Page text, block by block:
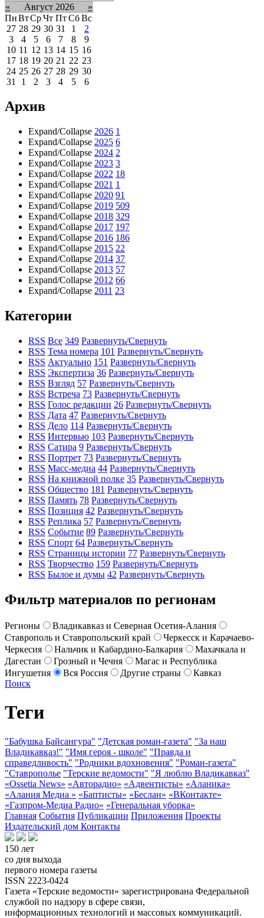
«
Август 2026
»
ПнВтСрЧт Пт Сб Вс
27 28 29 30 31 1
2
3
4 5 6 7 8
9
10 11 12 13 14 15 16
17 18 19 20 21 22 23
24 25 26 27 28 29 30
31
1 2 3 4 5 6
Архив
Expand/Collapse 2026 1
Expand/Collapse 2025 6
Expand/Collapse 2024 2
Expand/Collapse 2023 3
Expand/Collapse 2022 18
Expand/Collapse 2021 1
Expand/Collapse 2020 91
Expand/Collapse 2019 509
Expand/Collapse 2018 329
Expand/Collapse 2017 197
Expand/Collapse 2016 186
Expand/Collapse 2015 22
Expand/Collapse 2014 37
Expand/Collapse 2013 57
Expand/Collapse 2012 66
Expand/Collapse 2011 23
Категории
RSS Все 349 Развернуть/Свернуть
RSS Тема номера 101 Развернуть/Свернуть
RSS Актуально 151 Развернуть/Свернуть
RSS Экспертиза 36 Развернуть/Свернуть
RSS Взгляд 57 Развернуть/Свернуть
RSS Встреча 73 Развернуть/Свернуть
RSS Голос редакции 26 Развернуть/Свернуть
RSS Дата 47 Развернуть/Свернуть
RSS Дело 114 Развернуть/Свернуть
RSS Интервью 103 Развернуть/Свернуть
RSS Сатира 9 Развернуть/Свернуть
RSS Портрет 73 Развернуть/Свернуть
RSS Масс-медиа 44 Развернуть/Свернуть
RSS На книжной полке 35 Развернуть/Свернуть
RSS Общество 181 Развернуть/Свернуть
RSS Память 78 Развернуть/Свернуть
RSS Позиция 42 Развернуть/Свернуть
RSS Реплика 57 Развернуть/Свернуть
RSS Событие 89 Развернуть/Свернуть
RSS Спорт 64 Развернуть/Свернуть
RSS Страницы истории 77 Развернуть/Свернуть
RSS Творчество 159 Развернуть/Свернуть
RSS Былое и думы 42 Развернуть/Свернуть
Фильтр материалов по регионам
Регионы
Владикавказ и Северная Осетия-Алания
Ставрополь и Ставропольский край
Черкесск и Карачаево-
Черкесия
Нальчик и Кабардино-Балкария
Махачкала и
Дагестан
Грозный и Чечня
Магас и Республика
Ингушетия
Вся Россия Другие страны
Кавказ
Поиск
Теги
"Бабушка Байсангура" "Детская роман-газета" "За наш
Владикавказ!" "Имя героя - школе" "Правда и
справедливость" "Родники вдохновения" "Роман-газета"
"Ставрополье "Терские ведомости" "Я люблю Владикавказ"
«Ossetia News» «Авторадио» «Адвентисты» «Аланика»
«Алания Медиа » «Баптисты» «Беслан» «ВКонтакте»
«Газпром-Медиа Радио» «Генеральная уборка»
Главная События Публикации Приложения Проекты
Издательский дом Контакты
150 лет
со дня выхода
первого номера газеты
ISSN 2223-0424
Газета «Терские ведомости» зарегистрирована Федеральной
службой по надзору в сфере связи,
информационных технологий и массовых коммуникаций.